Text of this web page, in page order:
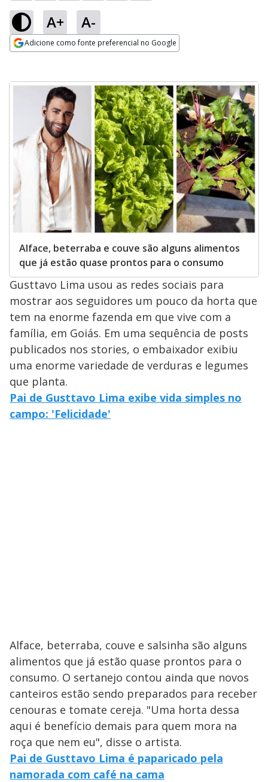
A+ A-
Adicione como fonte preferencial no Google
Alface, beterraba e couve são alguns alimentos
que já estão quase prontos para o consumo
Gusttavo Lima usou as redes sociais para
mostrar aos seguidores um pouco da horta que
tem na enorme fazenda em que vive com a
família, em Goiás. Em uma sequência de posts
publicados nos stories, o embaixador exibiu
uma enorme variedade de verduras e legumes
que planta.
Pai de Gusttavo Lima exibe vida simples no
campo: 'Felicidade'
Alface, beterraba, couve e salsinha são alguns
alimentos que já estão quase prontos para o
consumo. O sertanejo contou ainda que novos
canteiros estão sendo preparados para receber
cenouras e tomate cereja. "Uma horta dessa
aqui é benefício demais para quem mora na
roça que nem eu", disse o artista.
Pai de Gusttavo Lima é paparicado pela
namorada com café na cama